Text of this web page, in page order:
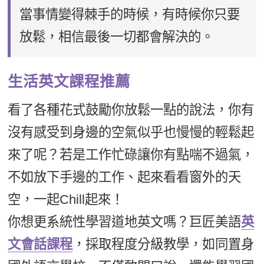
當事情變得棘手的時候，有時候你只要
放鬆，相信最後一切都會解決的。
生活英文課程推薦
看了各種花式鼓勵你放鬆一點的說法，你有
沒有感受到身邊的空氣似乎也慢慢的輕鬆起
來了呢？若是工作忙碌讓你有點喘不過氣，
不如放下手邊的工作、起來看看窗外的天
空，一起Chill起來！
你想更系統性學習道地英文嗎？巨匠美語英
文會話課程 ，採取程度分級教學，如同置身